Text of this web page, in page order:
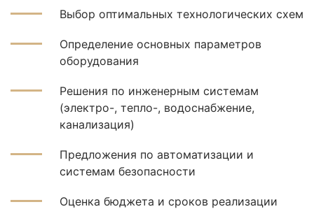
Выбор оптимальных технологических схем
Определение основных параметров
оборудования
Решения по инженерным системам
(электро-, тепло-, водоснабжение,
канализация)
Предложения по автоматизации и
системам безопасности
Оценка бюджета и сроков реализации